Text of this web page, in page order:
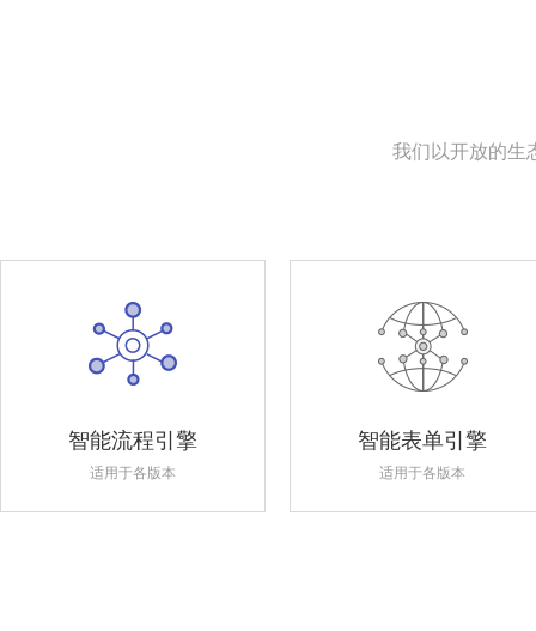
我们以开放的生
智能流程引擎
适用于各版本
智能表单引擎
适用于各版本